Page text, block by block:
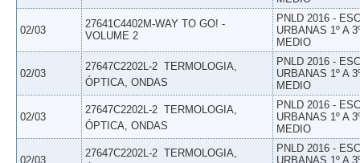
02/03
27641C4402M-WAY TO GO! -
VOLUME 2
PNLD 2016 -
URBANAS 1º A
MEDIO
02/03
27647C2202L-2  TERMOLOGIA,
ÓPTICA, ONDAS
PNLD 2016 -
URBANAS 1º A
MEDIO
02/03
27647C2202L-2  TERMOLOGIA,
ÓPTICA, ONDAS
PNLD 2016 -
URBANAS 1º A
MEDIO
02/03
27647C2202L-2  TERMOLOGIA,
PNLD 2016 -
URBANAS 1º A